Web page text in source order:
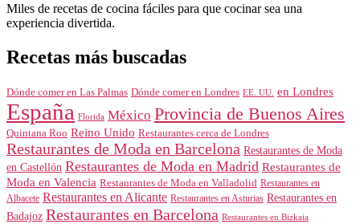
Miles de recetas de cocina fáciles para que cocinar sea una
experiencia divertida.
Recetas más buscadas
Dónde comer en Las Palmas Dónde comer en Londres EE. UU. en Londres
España Florida México Provincia de Buenos Aires
Quintana Roo Reino Unido Restaurantes cerca de Londres
Restaurantes de Moda en Barcelona Restaurantes de Moda
en Castellón Restaurantes de Moda en Madrid Restaurantes de
Moda en Valencia Restaurantes de Moda en Valladolid Restaurantes en
Albacete Restaurantes en Alicante Restaurantes en Asturias Restaurantes en
Badajoz Restaurantes en Barcelona Restaurantes en Bizkaia